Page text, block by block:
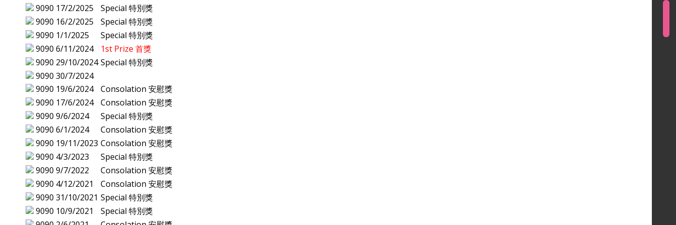
9090 17/2/2025
Special 特別獎
9090 16/2/2025
Special 特別獎
9090 1/1/2025
Special 特別獎
9090 6/11/2024
1st Prize 首獎
9090 29/10/2024 Special 特別獎
9090 30/7/2024
9090 19/6/2024
Consolation 安慰獎
9090 17/6/2024
Consolation 安慰獎
9090 9/6/2024
Special 特別獎
9090 6/1/2024
Consolation 安慰獎
9090 19/11/2023 Consolation 安慰獎
9090 4/3/2023
Special 特別獎
9090 9/7/2022
Consolation 安慰獎
9090 4/12/2021
Consolation 安慰獎
9090 31/10/2021 Special 特別獎
9090 10/9/2021
Special 特別獎